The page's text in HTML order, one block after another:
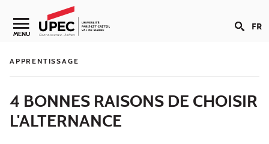
Aller au contenu
Navigation secondaire
MENU FR
APPRENTISSAGE
4 BONNES RAISONS DE CHOISIR
L'ALTERNANCE